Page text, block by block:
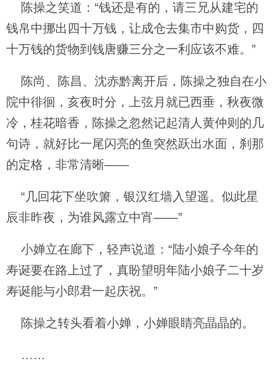
陈操之笑道：“钱还是有的，请三兄从建宅的
钱帛中挪出四十万钱，让成仓去集市中购货，四
十万钱的货物到钱唐赚三分之一利应该不难。”
陈尚、陈昌、沈赤黔离开后，陈操之独自在小
院中徘徊，亥夜时分，上弦月就已西垂，秋夜微
冷，桂花暗香，陈操之忽然记起清人黄仲则的几
句诗，就好比一尾闪亮的鱼突然跃出水面，刹那
的定格，非常清晰——
“几回花下坐吹箫，银汉红墙入望遥。似此星
辰非昨夜，为谁风露立中宵——”
小婵立在廊下，轻声说道：“陆小娘子今年的
寿诞要在路上过了，真盼望明年陆小娘子二十岁
寿诞能与小郎君一起庆祝。”
陈操之转头看着小婵，小婵眼睛亮晶晶的。
……